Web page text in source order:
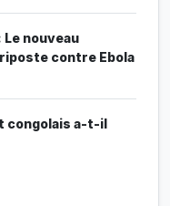
nouveau
contre Ebola
congolais a-t-il